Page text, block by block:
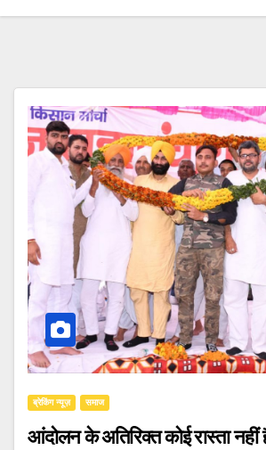
ब्रेकिंग न्यूज़ समाज
आंदोलन के अतिरिक्त कोई रास्ता नहीं